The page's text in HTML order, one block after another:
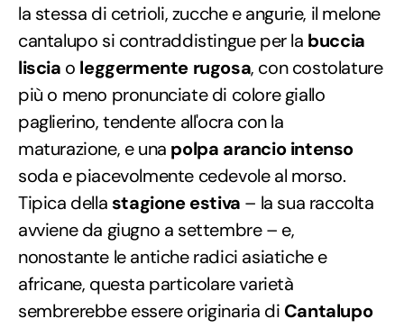
la stessa di cetrioli, zucche e angurie, il melone
cantalupo si contraddistingue per la buccia
liscia o leggermente rugosa, con costolature
più o meno pronunciate di colore giallo
paglierino, tendente all'ocra con la
maturazione, e una polpa arancio intenso
soda e piacevolmente cedevole al morso.
Tipica della stagione estiva – la sua raccolta
avviene da giugno a settembre – e,
nonostante le antiche radici asiatiche e
africane, questa particolare varietà
sembrerebbe essere originaria di Cantalupo